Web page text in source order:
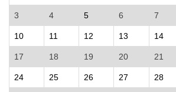
3 4 5 6 7
10 11 12 13 14
17 18 19 20 21
24 25 26 27 28